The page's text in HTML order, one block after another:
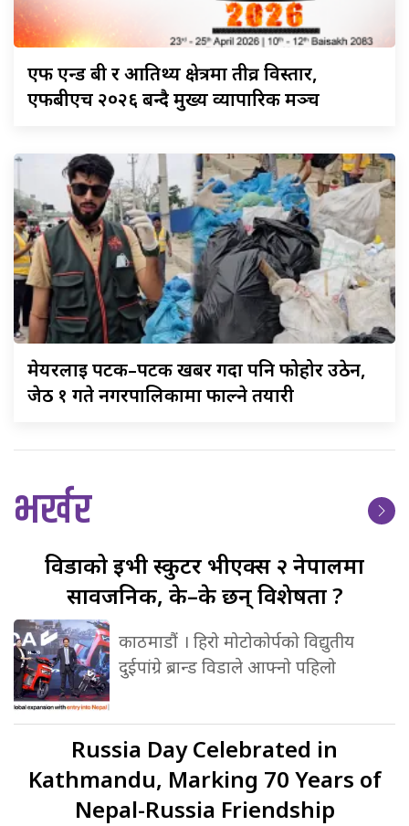
एफएन्ड बी र आतिथ्य क्षेत्रमा तीव्र विस्तार,
एफबीएच २०२६ बन्दै मुख्य व्यापारिक मञ्च
मेयरलाईपटक–पटक खबर गर्दा पनि फोहोर उठेन,
जेठ १ गते नगरपालिकामा फाल्ने तयारी
भर्खर
विडाकोईभी स्कुटर भीएक्स २ नेपालमा
सार्वजनिक, के–के छन् विशेषता ?
काठमाडौं । हिरो मोटोकोर्पको विद्युतीय
दुईपांग्रे ब्रान्ड विडाले आफ्नो पहिलो
Russia Day Celebrated in
Kathmandu, Marking 70 Years of
Nepal-Russia Friendship